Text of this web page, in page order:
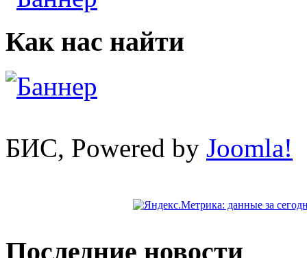
Как нас найти
БИС, Powered by Joomla!
Последние новости